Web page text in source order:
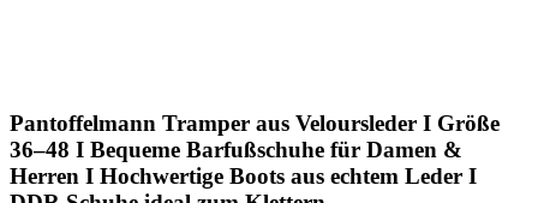
Pantoffelmann Tramper aus Veloursleder I Größe
36–48 I Bequeme Barfußschuhe für Damen &
Herren I Hochwertige Boots aus echtem Leder I